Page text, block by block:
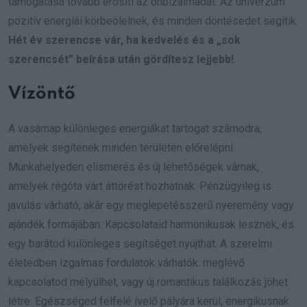
pozitív energiái körbeölelnek, és minden döntésedet segítik.
Hét év szerencse vár, ha kedvelés és a „sok
szerencsét” beírása után gördítesz lejjebb!
Vízöntő
A vasárnap különleges energiákat tartogat számodra,
amelyek segítenek minden területen előrelépni.
Munkahelyeden elismerés és új lehetőségek várnak,
amelyek régóta várt áttörést hozhatnak. Pénzügyileg is
javulás várható, akár egy meglepetésszerű nyeremény vagy
ajándék formájában. Kapcsolataid harmonikusak lesznek, és
egy barátod különleges segítséget nyújthat. A szerelmi
életedben izgalmas fordulatok várhatók: meglévő
kapcsolatod mélyülhet, vagy új romantikus találkozás jöhet
létre. Egészséged felfelé ívelő pályára kerül, energikusnak